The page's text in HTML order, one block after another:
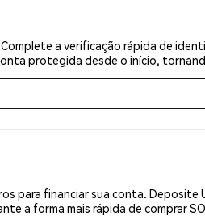
a verificação rápida de
protegida desde o início,
para financiar sua conta. Deposite
a forma mais rápida de comprar